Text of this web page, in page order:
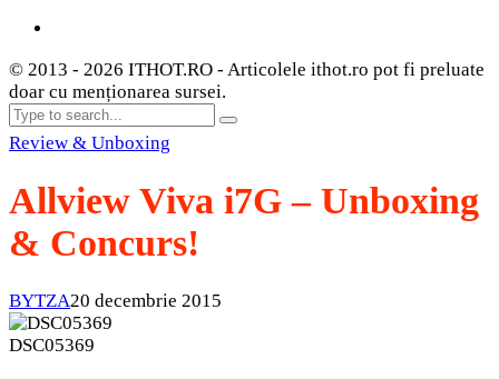
© 2013 - 2026 ITHOT.RO - Articolele ithot.ro pot fi preluate
doar cu menționarea sursei.
Review & Unboxing
Allview Viva i7G – Unboxing
& Concurs!
BYTZA20 decembrie 2015
DSC05369